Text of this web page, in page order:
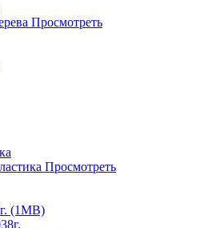
Просмотреть
Просмотреть
(1МВ)